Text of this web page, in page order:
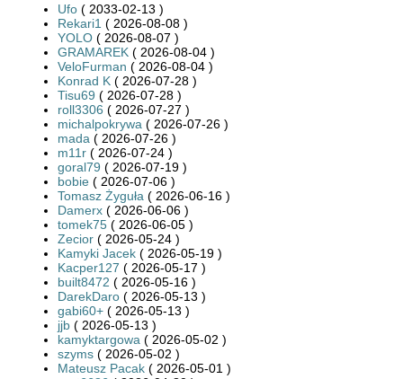
Ufo ( 2033-02-13 )
Rekari1 ( 2026-08-08 )
YOLO ( 2026-08-07 )
GRAMAREK ( 2026-08-04 )
VeloFurman ( 2026-08-04 )
Konrad K ( 2026-07-28 )
Tisu69 ( 2026-07-28 )
roll3306 ( 2026-07-27 )
michalpokrywa ( 2026-07-26 )
mada ( 2026-07-26 )
m11r ( 2026-07-24 )
goral79 ( 2026-07-19 )
bobie ( 2026-07-06 )
Tomasz Żyguła ( 2026-06-16 )
Damerx ( 2026-06-06 )
tomek75 ( 2026-06-05 )
Zecior ( 2026-05-24 )
Kamyki Jacek ( 2026-05-19 )
Kacper127 ( 2026-05-17 )
built8472 ( 2026-05-16 )
DarekDaro ( 2026-05-13 )
gabi60+ ( 2026-05-13 )
jjb ( 2026-05-13 )
kamyktargowa ( 2026-05-02 )
szyms ( 2026-05-02 )
Mateusz Pacak ( 2026-05-01 )